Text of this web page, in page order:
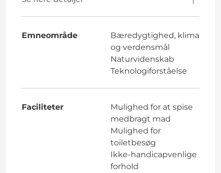
Emneområde
Bæredygtighed, klima
og verdensmål
Naturvidenskab
Teknologiforståelse
Faciliteter
Mulighed for at spise
medbragt mad
Mulighed for
toiletbesøg
Ikke-handicapvenlige
forhold